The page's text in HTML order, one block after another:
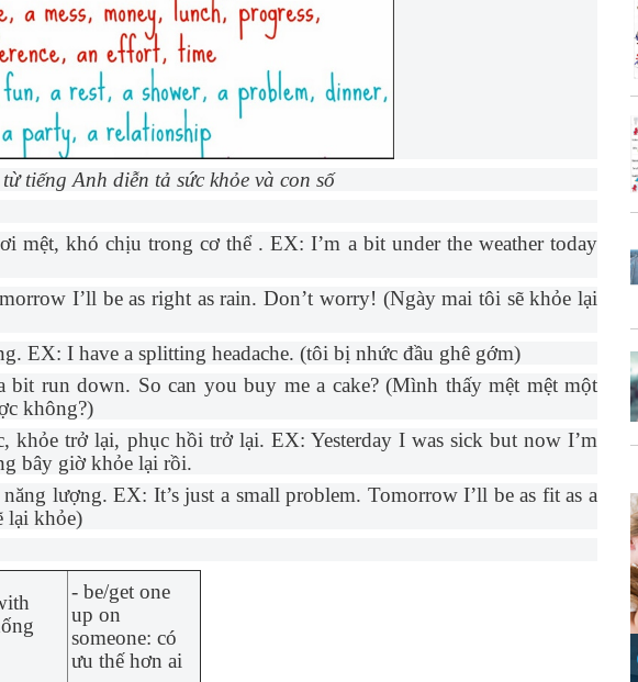
tiếng Anh diễn tả sức khỏe và con số
mệt, khó chịu trong cơ thể . EX: I’m a bit under the weather today
I’ll be as right as rain. Don’t worry! (Ngày mai tôi sẽ khỏe lại
EX: I have a splitting headache. (tôi bị nhức đầu ghê gớm)
run down. So can you buy me a cake? (Mình thấy mệt mệt một
không?)
khỏe trở lại, phục hồi trở lại. EX: Yesterday I was sick but now I’m
bây giờ khỏe lại rồi.
lượng. EX: It’s just a small problem. Tomorrow I’ll be as fit as a
lại khỏe)
- be/get one
up on
someone: có
ưu thế hơn ai